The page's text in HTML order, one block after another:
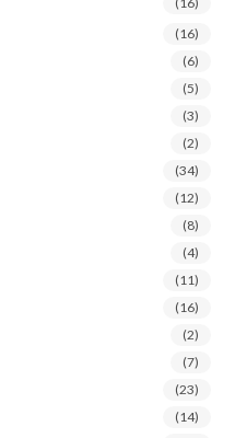
(16)
(6)
(5)
(3)
(2)
(34)
(12)
(8)
(4)
(11)
(16)
(2)
(7)
(23)
(14)